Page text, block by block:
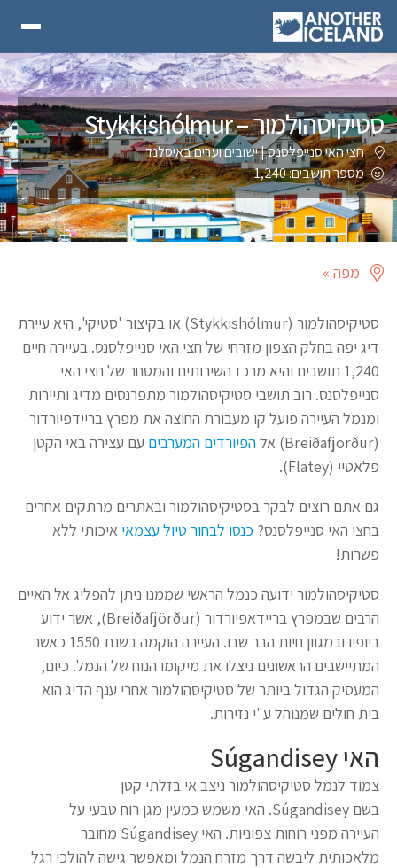
סטיקיסהולמור – Stykkishólmur
חצי האי סנייפלסנס|ישובים וערים באיסלנד
מספר תושבים: 1,240
מפה »
סטיקיסהולמור (Stykkishólmur) או בקיצור 'סטיקי', היא עיירת
דיג יפה בחלק הצפון מזרחי של חצי האי סנייפלסנס. בעיירה חיים
1,240 תושבים והיא מרכז השירותים והמסחר של חצי האי
סנייפלסנס. רוב תושבי סטיקיסהולמור מתפרנסים מדיג ותיירות
ומנמל העיירה פועל קו מעבורת החוצה את מפרץ בריידפיורדור
(Breiðafjörður) אל
הפיורדים המערבים עם עצירה באי הקטן
פלאטיי (Flatey).
גם אתם רוצים לבקר בסטיקיסהולמור ובאתרים מרתקים אחרים
בחצי האי סנייפלסנס? כנסו לבחור טיול עצמאי איכותי ללא
פשרות!
סטיקיסהולמור ידועה כנמל הראשי שממנו ניתן להפליג אל האיים
הרבים שבמפרץ בריידאפיורדור (Breiðafjörður), אשר ידוע
ביופיו ובמגוון חיות הבר שבו. העיירה הוקמה בשנת 1550 כאשר
המתיישבים הראשונים ניצלו את מיקומו הנוח של הנמל. כיום,
המעסיק הגדול ביותר של סטיקיסהולמור אחרי ענף הדיג הוא
בית חולים שמנוהל ע"י נזירות.
האי Súgandisey
צמוד לנמל סטיקיסהולמור ניצב אי בזלתי קטן
בשם Súgandisey. האי משמש כמעין מגן רוח טבעי על
העיירה מפני רוחות צפוניות. האי Súgandisey מחובר
מלאכותית ליבשה דרך מזרח הנמל ומאפשר גישה להולכי רגל